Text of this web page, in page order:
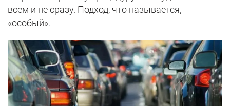
всем и не сразу. Подход, что называется,
«особый».